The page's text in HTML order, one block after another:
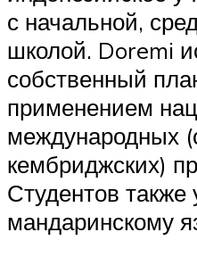
с начальной,
школой. Doremi
собственный
применением
международных
кембриджских)
Студентов также
мандаринскому